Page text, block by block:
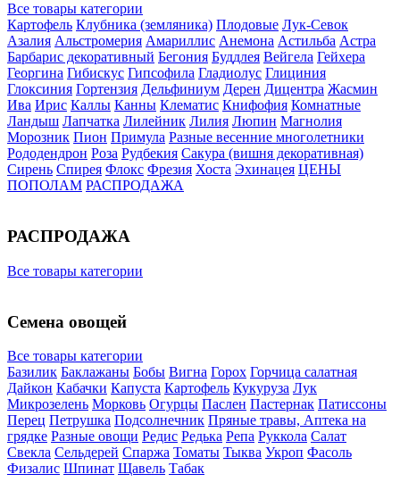
Все товары категории
Картофель Клубника (земляника) Плодовые Лук-Севок
Азалия Альстромерия Амариллис Анемона Астильба Астра
Барбарис декоративный Бегония Буддлея Вейгела Гейхера
Георгина Гибискус Гипсофила Гладиолус Глициния
Глоксиния Гортензия Дельфиниум Дерен Дицентра Жасмин
Ива Ирис Каллы Канны Клематис Книфофия Комнатные
Ландыш Лапчатка Лилейник Лилия Люпин Магнолия
Морозник Пион Примула Разные весенние многолетники
Рододендрон Роза Рудбекия Сакура (вишня декоративная)
Сирень Спирея Флокс Фрезия Хоста Эхинацея ЦЕНЫ
ПОПОЛАМ РАСПРОДАЖА
РАСПРОДАЖА
Все товары категории
Семена овощей
Все товары категории
Базилик Баклажаны Бобы Вигна Горох Горчица салатная
Дайкон Кабачки Капуста Картофель Кукуруза Лук
Микрозелень Морковь Огурцы Паслен Пастернак Патиссоны
Перец Петрушка Подсолнечник Пряные травы, Аптека на
грядке Разные овощи Редис Редька Репа Руккола Салат
Свекла Сельдерей Спаржа Томаты Тыква Укроп Фасоль
Физалис Шпинат Щавель Табак